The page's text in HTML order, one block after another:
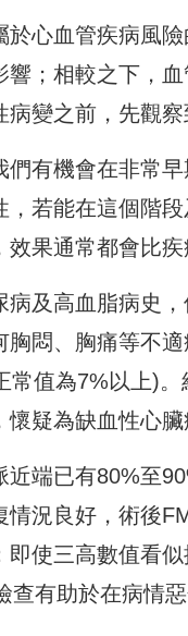
心血管疾病風
；相較之下，
變之前，先觀察
有機會在非常
若能在這個階
果通常都會比疾
及高血脂病史
悶、胸痛等不
值為7%以上)
疑為缺血性心臟
端已有80%至
況良好，術後
使三高數值看
查有助於在病情